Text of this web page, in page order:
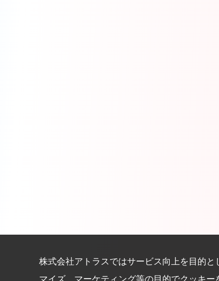
株式会社アトラスではサービス向上を目的
マイズ、マーケティング等の目的でクッキ